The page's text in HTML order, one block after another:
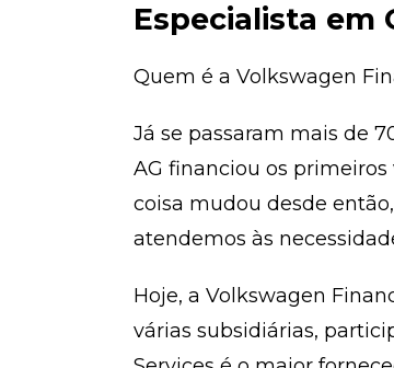
Especialista em
Quem é a Volkswagen
Já se passaram mais de
AG financiou os
coisa mudou desde
atendemos às
Hoje, a Volkswagen
várias subsidiárias,